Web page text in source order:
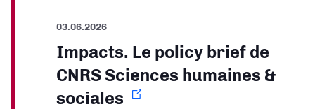
03.06.2026
Impacts. Le policy brief de
CNRS Sciences humaines &
sociales